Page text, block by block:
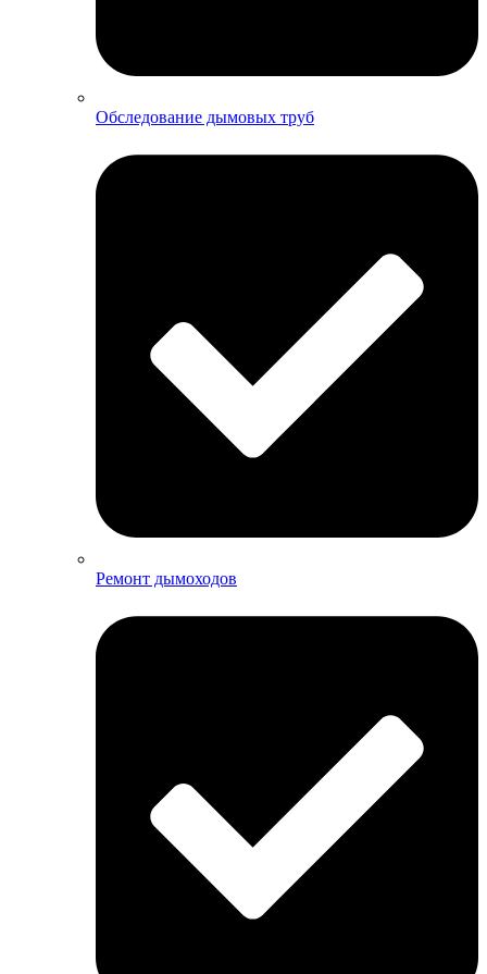
Обследование дымовых труб
Ремонт дымоходов